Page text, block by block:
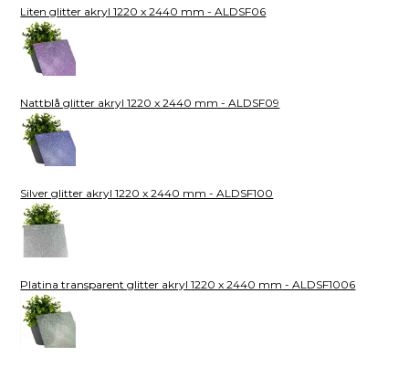
Liten glitter akryl 1220 x 2440 mm - ALDSF06
Nattblå glitter akryl 1220 x 2440 mm - ALDSF09
Silver glitter akryl 1220 x 2440 mm - ALDSF100
Platina transparent glitter akryl 1220 x 2440 mm - ALDSF1006